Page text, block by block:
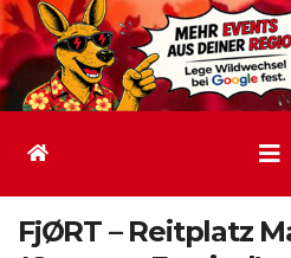
FjØRT – Reitplatz